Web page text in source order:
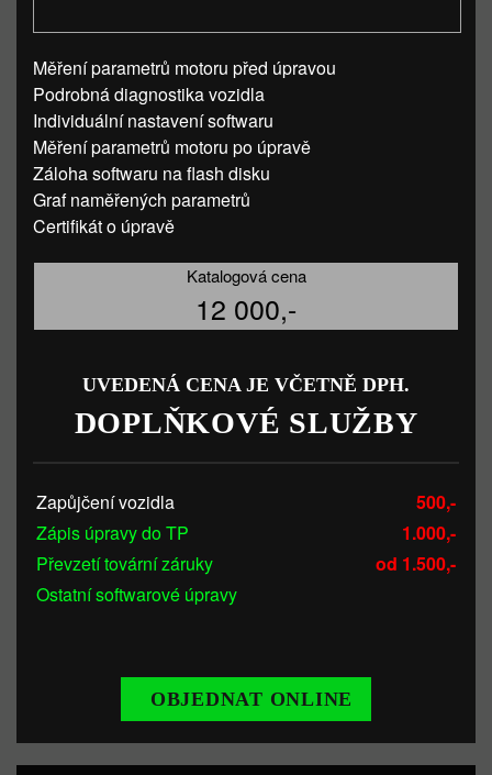
Měření parametrů motoru před úpravou
Podrobná diagnostika vozidla
Individuální nastavení softwaru
Měření parametrů motoru po úpravě
Záloha softwaru na flash disku
Graf naměřených parametrů
Certifikát o úpravě
Katalogová cena
12 000,-
UVEDENÁ CENA JE VČETNĚ DPH.
DOPLŇKOVÉ SLUŽBY
Zapůjčení vozidla
500,-
Zápis úpravy do TP
1.000,-
Převzetí tovární záruky
od 1.500,-
Ostatní softwarové úpravy
OBJEDNAT ONLINE